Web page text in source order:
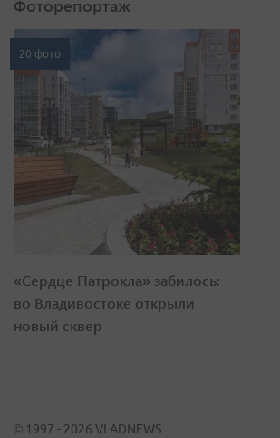
Фоторепортаж
20 фото
«Сердце Патрокла» забилось:
во Владивостоке открыли
новый сквер
© 1997 - 2026 VLADNEWS